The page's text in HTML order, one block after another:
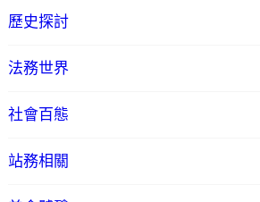
歷史探討
法務世界
社會百態
站務相關